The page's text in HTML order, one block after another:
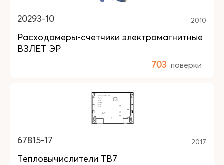
20293-10 2010
Расходомеры-счетчики электромагнитные
ВЗЛЕТ ЭР
703 поверки
67815-17 2017
Тепловычислители ТВ7